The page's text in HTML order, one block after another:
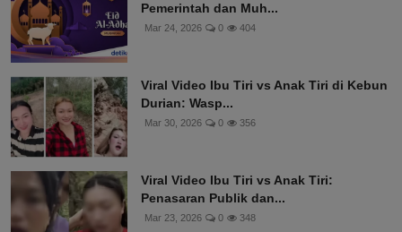
Pemerintah dan Muh...
Mar 24, 2026 0 404
Viral Video Ibu Tiri vs Anak Tiri di Kebun
Durian: Wasp...
Mar 30, 2026 0 356
Viral Video Ibu Tiri vs Anak Tiri:
Penasaran Publik dan...
Mar 23, 2026 0 348